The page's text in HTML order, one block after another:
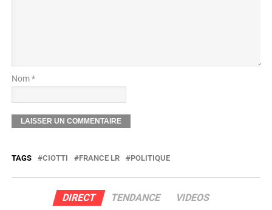
Nom *
TAGS CIOTTI FRANCE LR POLITIQUE
DIRECT TENDANCE VIDEOS